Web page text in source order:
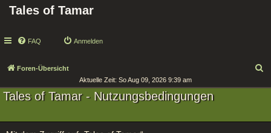
Tales of Tamar
FAQ Anmelden
Foren-Übersicht
Aktuelle Zeit: So Aug 09, 2026 9:39 am
Tales of Tamar - Nutzungsbedingungen